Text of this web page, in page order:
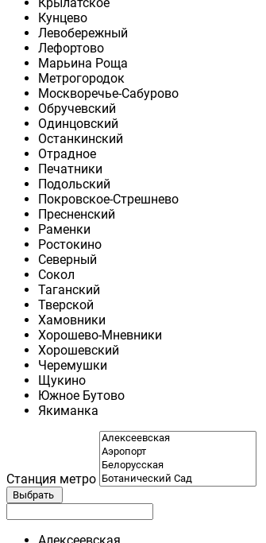
Кунцево
Левобережный
Лефортово
Марьина Роща
Метрогородок
Москворечье-Сабурово
Обручевский
Одинцовский
Останкинский
Отрадное
Печатники
Подольский
Покровское-Стрешнево
Пресненский
Раменки
Ростокино
Северный
Сокол
Таганский
Тверской
Хамовники
Хорошево-Мневники
Хорошевский
Черемушки
Щукино
Южное Бутово
Якиманка
Станция метро
Выбрать